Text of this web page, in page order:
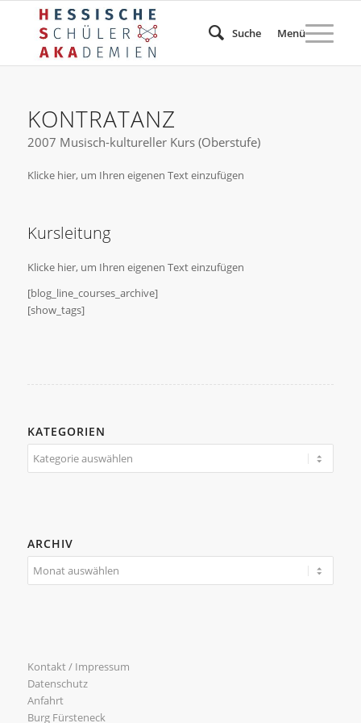
Suche Menü
KONTRATANZ
2007 Musisch-kultureller Kurs (Oberstufe)
Klicke hier, um Ihren eigenen Text einzufügen
Kursleitung
Klicke hier, um Ihren eigenen Text einzufügen
[blog_line_courses_archive]
[show_tags]
KATEGORIEN
Kategorien
ARCHIV
Kontakt / Impressum
Datenschutz
Anfahrt
Burg Fürsteneck